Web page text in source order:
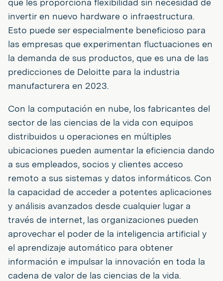
que les proporciona flexibilidad sin necesidad de
invertir en nuevo hardware o infraestructura.
Esto puede ser especialmente beneficioso para
las empresas que experimentan fluctuaciones en
la demanda de sus productos, que es una de las
predicciones de Deloitte para la industria
manufacturera en 2023.
Con la computación en nube, los fabricantes del
sector de las ciencias de la vida con equipos
distribuidos u operaciones en múltiples
ubicaciones pueden aumentar la eficiencia dando
a sus empleados, socios y clientes acceso
remoto a sus sistemas y datos informáticos. Con
la capacidad de acceder a potentes aplicaciones
y análisis avanzados desde cualquier lugar a
través de internet, las organizaciones pueden
aprovechar el poder de la inteligencia artificial y
el aprendizaje automático para obtener
información e impulsar la innovación en toda la
cadena de valor de las ciencias de la vida.